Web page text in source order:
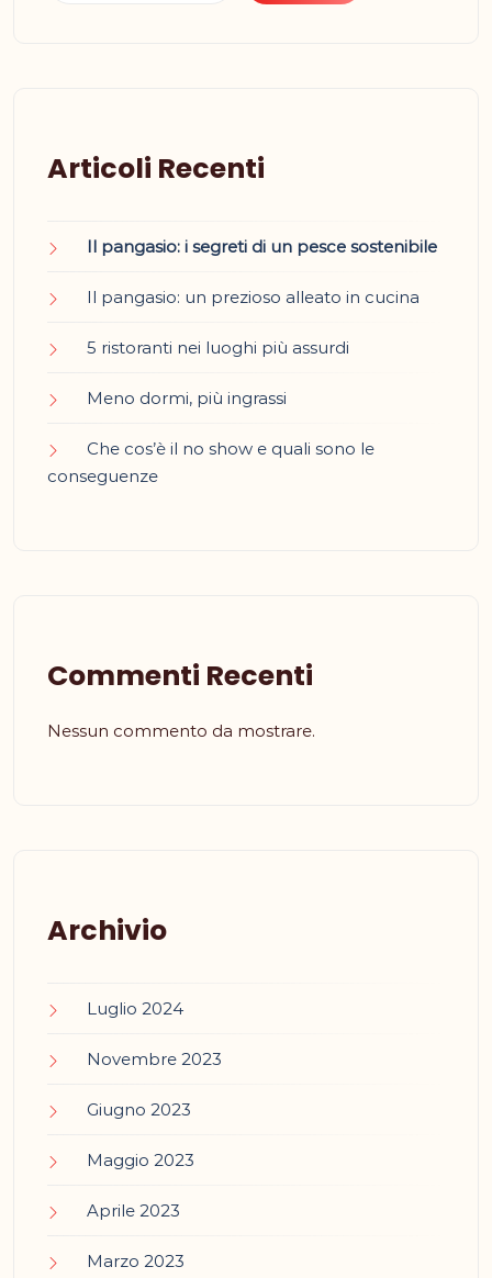
Articoli Recenti
Il pangasio: i segreti di un pesce sostenibile
Il pangasio: un prezioso alleato in cucina
5 ristoranti nei luoghi più assurdi
Meno dormi, più ingrassi
Che cos’è il no show e quali sono le
conseguenze
Commenti Recenti
Nessun commento da mostrare.
Archivio
Luglio 2024
Novembre 2023
Giugno 2023
Maggio 2023
Aprile 2023
Marzo 2023